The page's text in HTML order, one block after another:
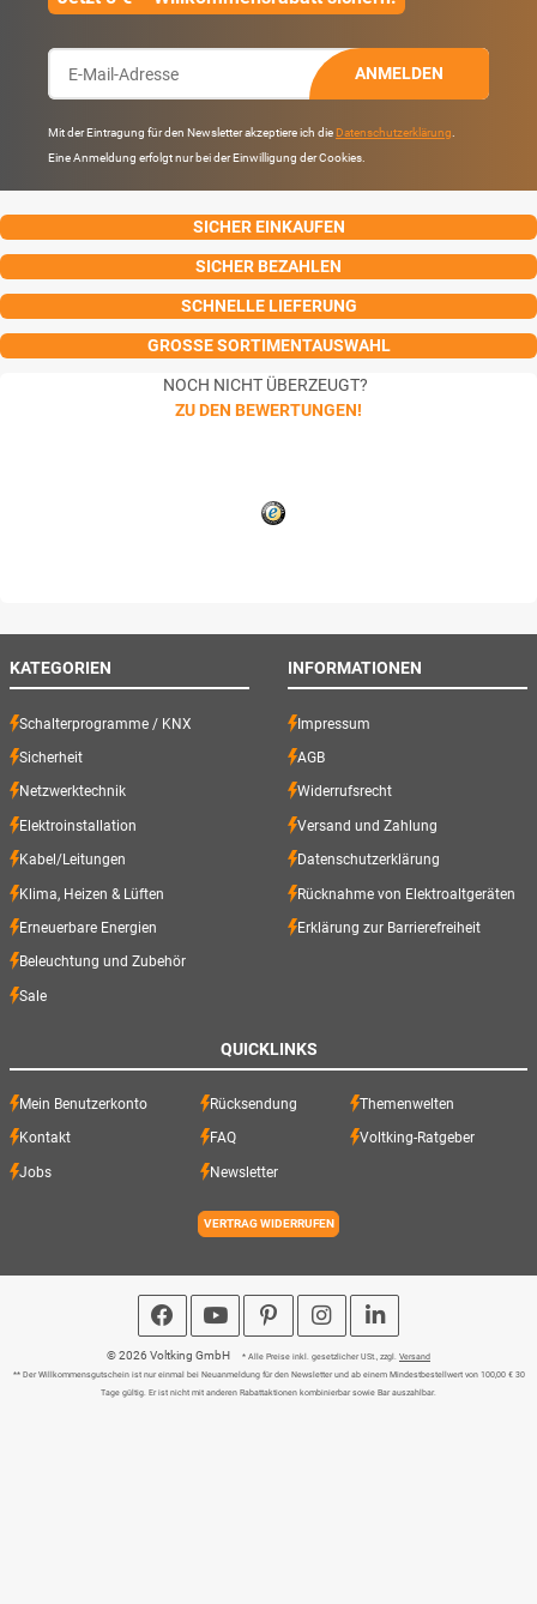
ANMELDEN
Mit der Eintragung für den Newsletter akzeptiere ich die Datenschutzerklärung.
Eine Anmeldung erfolgt nur bei der Einwilligung der Cookies.
SICHER EINKAUFEN
SICHER BEZAHLEN
SCHNELLE LIEFERUNG
GROSSE SORTIMENTAUSWAHL
NOCH NICHT ÜBERZEUGT?
ZU DEN BEWERTUNGEN!
KATEGORIEN
Schalterprogramme / KNX
Sicherheit
Netzwerktechnik
Elektroinstallation
Kabel/Leitungen
Klima, Heizen & Lüften
Erneuerbare Energien
Beleuchtung und Zubehör
Sale
INFORMATIONEN
Impressum
AGB
Widerrufsrecht
Versand und Zahlung
Datenschutzerklärung
Rücknahme von Elektroaltgeräten
Erklärung zur Barrierefreiheit
QUICKLINKS
Mein Benutzerkonto Rücksendung Themenwelten
Kontakt FAQ Voltking-Ratgeber
Jobs Newsletter
VERTRAG WIDERRUFEN
© 2026 Voltking GmbH * Alle Preise inkl. gesetzlicher USt., zzgl. Versand
** Der Willkommensgutschein ist nur einmal bei Neuanmeldung für den Newsletter und ab einem Mindestbestellwert von 100,00 € 30
Tage gültig. Er ist nicht mit anderen Rabattaktionen kombinierbar sowie Bar auszahlbar.